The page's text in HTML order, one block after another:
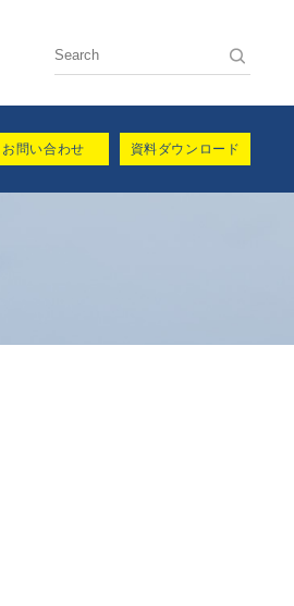
お問い合わせ 資料ダウンロード